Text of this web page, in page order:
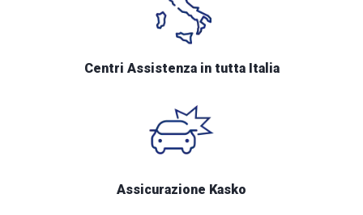
Centri Assistenza in tutta Italia
Assicurazione Kasko